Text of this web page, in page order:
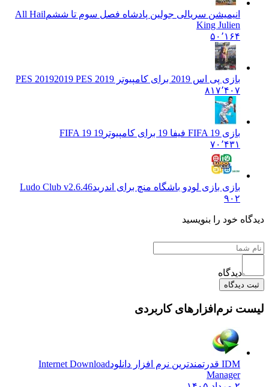
انیمیشن سریالی جولین پادشاه فصل سوم تا ششمAll Hail
King Julien
۵۰٬۱۶۴
بازی پی اس 2019 برای کامپیوتر PES 2019
2019 PES 2019
۸۱۷٬۴۰۷
بازی FIFA 19 فیفا 19 برای کامپیوتر
FIFA 19 19
۷۰٬۴۳۱
بازی بازی لودو باشگاه منچ برای اندریدLudo Club v2.6.46
۹۰۲
دیدگاه خود را بنویسید
دیدگاه
ثبت دیدگاه
لیست نرم‌افزارهای کاربردی
IDM قدرتمندترین نرم افزار دانلود
Internet Download
Manager